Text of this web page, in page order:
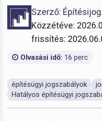
Szerző:
Közzétéve:
frissítés:
Olvasási idő: 16 perc
építésügyi jogszabályok
Hatályos építésügyi